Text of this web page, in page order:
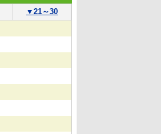
▼ 21～30